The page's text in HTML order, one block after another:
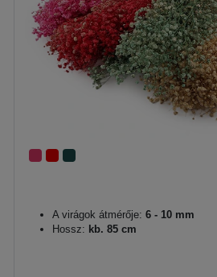
A virágok átmérője: 6 - 10 mm
Hossz: kb. 85 cm